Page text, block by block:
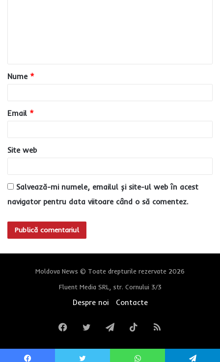
a
r
u
*
Nume *
Email *
Site web
Salvează-mi numele, emailul și site-ul web în acest
navigator pentru data viitoare când o să comentez.
Moldova News © Toate drepturile rezervate 2026
Fluent Media SRL, str. Cornului 3/3
Despre noi Contacte
FacebookTwitterTelegramTikTokRSS